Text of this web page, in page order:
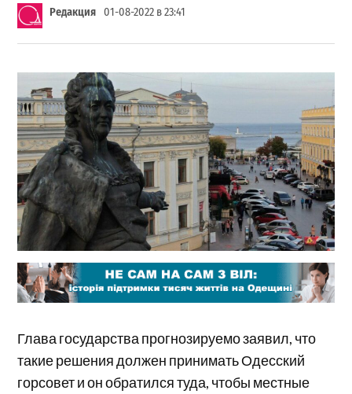
Редакция 01-08-2022 в 23:41
Глава государства прогнозируемо заявил, что
такие решения должен принимать Одесский
горсовет и он обратился туда, чтобы местные